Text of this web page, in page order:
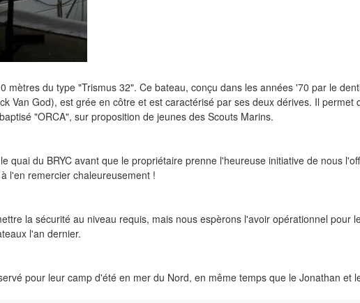
mètres du type "Trismus 32". Ce bateau, conçu dans les années '70 par le
Van God), est grée en côtre et est caractérisé par ses deux dérives. Il permet
"ORCA", sur proposition de jeunes des Scouts Marins.
quai du BRYC avant que le propriétaire prenne l'heureuse initiative de nous
l'en remercier chaleureusement !
la sécurité au niveau requis, mais nous espèrons l'avoir opérationnel pour
l'an dernier.
pour leur camp d'été en mer du Nord, en même temps que le Jonathan et